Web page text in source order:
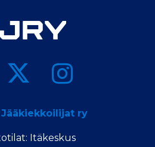
ry
Itäkeskus